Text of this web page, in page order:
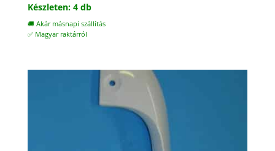
Készleten: 4 db
🚚 Akár másnapi szállítás
✅ Magyar raktárról